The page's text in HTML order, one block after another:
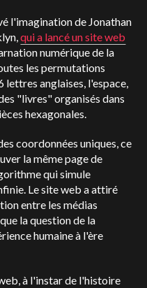
l'imagination de Jonathan
qui a lancé un site web
numérique de la
les permutations
lettres anglaises, l'espace,
"livres" organisés dans
hexagonales.
coordonnées uniques, ce
la même page de
qui simule
Le site web a attiré
entre les médias
la question de la
humaine à l'ère
à l'instar de l'histoire